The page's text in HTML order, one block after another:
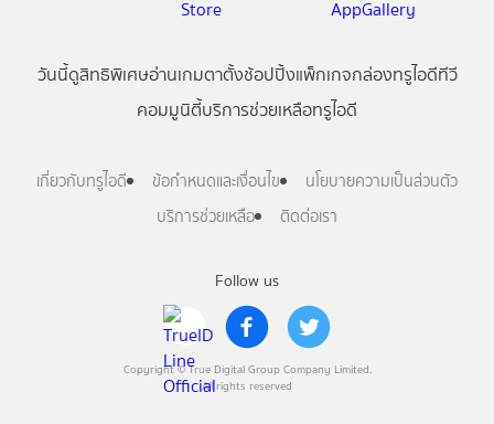
Follow us
Copyright © True Digital Group Company Limited.
All rights reserved
วันนี้ดูสิทธิพิเศษอ่านเกมตาตั้งช้อปปิ้งแพ็กเกจกล่องทรูไอดีทีวี
คอมมูนิตี้บริการช่วยเหลือทรูไอดี
เกี่ยวกับทรูไอดี ข้อกำหนดและเงื่อนไข
นโยบายความเป็นส่วนตัว
บริการช่วยเหลือ
ติดต่อเรา